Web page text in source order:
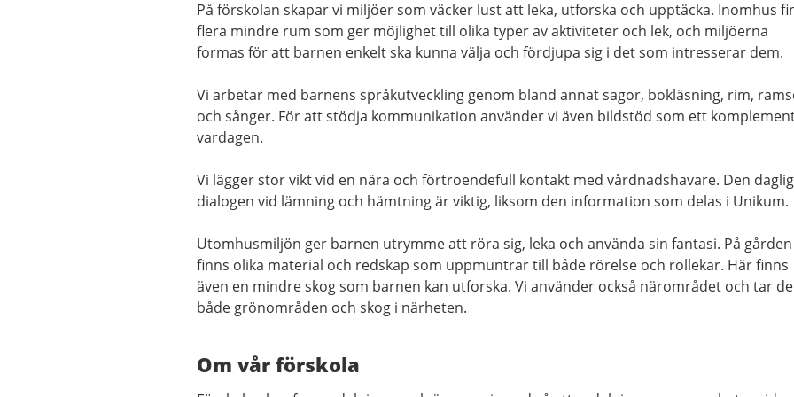
På förskolan skapar vi miljöer som väcker lust att leka, utforska och upptäcka. Inomhus
flera mindre rum som ger möjlighet till olika typer av aktiviteter och lek, och miljöerna
formas för att barnen enkelt ska kunna välja och fördjupa sig i det som intresserar dem.
Vi arbetar med barnens språkutveckling genom bland annat sagor, bokläsning, rim,
och sånger. För att stödja kommunikation använder vi även bildstöd som ett
vardagen.
Vi lägger stor vikt vid en nära och förtroendefull kontakt med vårdnadshavare. Den
dialogen vid lämning och hämtning är viktig, liksom den information som delas i Unikum.
Utomhusmiljön ger barnen utrymme att röra sig, leka och använda sin fantasi. På gården
finns olika material och redskap som uppmuntrar till både rörelse och rollekar. Här finns
även en mindre skog som barnen kan utforska. Vi använder också närområdet och tar
både grönområden och skog i närheten.
Om vår förskola